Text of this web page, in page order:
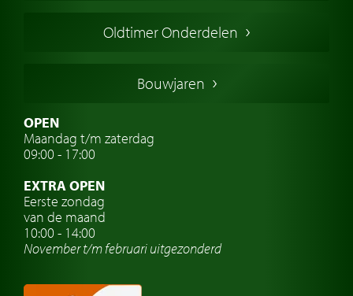
Franse oldtimers
Zweedse oldtimers
Oldtimer verzekering
Oldtimer reizen
Oldtimerwerkplaats
Automerk horloges
Oldtimer Onderdelen
Bouwjaren
OPEN
Maandag t/m zaterdag
09:00 - 17:00
EXTRA OPEN
Eerste zondag
van de maand
10:00 - 14:00
November t/m februariuitgezonderd